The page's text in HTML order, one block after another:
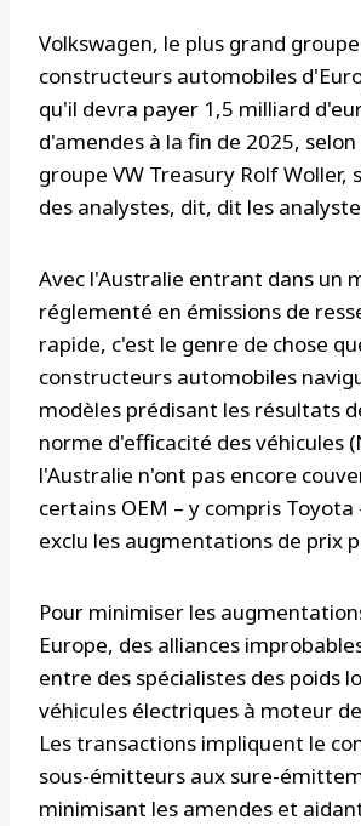
Volkswagen, le plus grand
constructeurs automobiles
qu'il devra payer 1,5 milliard
d'amendes à la fin de 2025,
groupe VW Treasury Rolf Woller,
des analystes, dit, dit les
Avec l'Australie entrant dans un
réglementé en émissions de
rapide, c'est le genre de chose
constructeurs automobiles
modèles prédisant les résultats
norme d'efficacité des véhicules
l'Australie n'ont pas encore
certains OEM – y compris Toyota
exclu les augmentations de prix
Pour minimiser les
Europe, des alliances
entre des spécialistes des poids
véhicules électriques à moteur
Les transactions impliquent le
sous-émitteurs aux sure-
minimisant les amendes et